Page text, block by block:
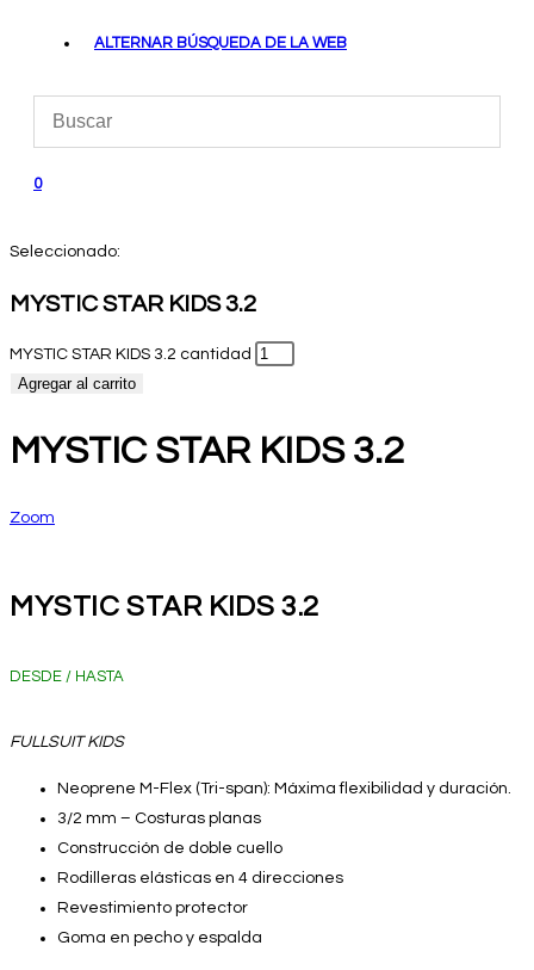
ALTERNAR BÚSQUEDA DE LA WEB
0
Seleccionado:
MYSTIC STAR KIDS 3.2
MYSTIC STAR KIDS 3.2 cantidad
Agregar al carrito
MYSTIC STAR KIDS 3.2
Zoom
MYSTIC STAR KIDS 3.2
DESDE / HASTA
FULLSUIT KIDS
Neoprene M-Flex (Tri-span): Máxima flexibilidad y duración.
3/2 mm – Costuras planas
Construcción de doble cuello
Rodilleras elásticas en 4 direcciones
Revestimiento protector
Goma en pecho y espalda